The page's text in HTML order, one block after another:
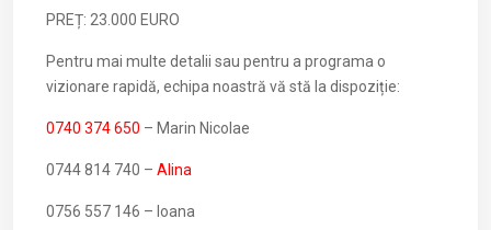
PREȚ: 23.000 EURO
Pentru mai multe detalii sau pentru a programa o
vizionare rapidă, echipa noastră vă stă la dispoziție:
0740 374 650 – Marin Nicolae
0744 814 740 – Alina
0756 557 146 – Ioana